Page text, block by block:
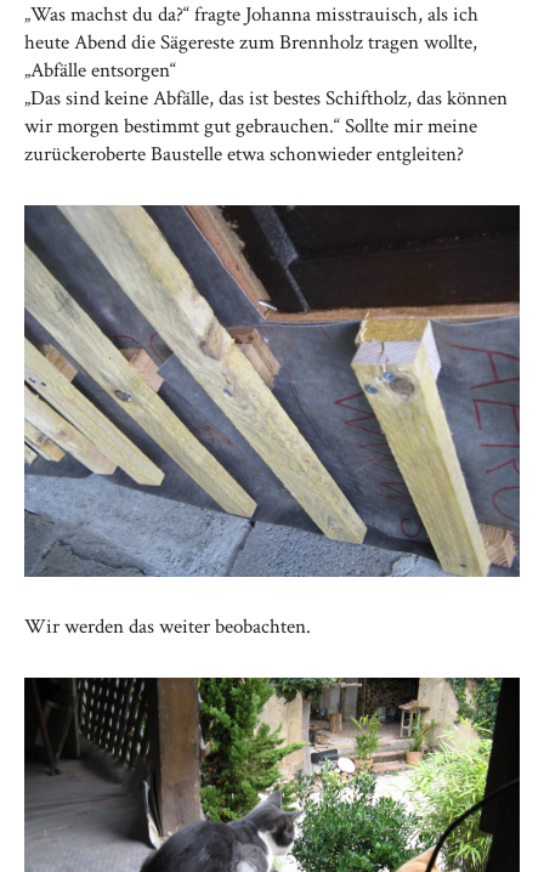
„Was machst du da?“ fragte Johanna misstrauisch, als ich
heute Abend die Sägereste zum Brennholz tragen wollte,
„Abfälle entsorgen“
„Das sind keine Abfälle, das ist bestes Schiftholz, das können
wir morgen bestimmt gut gebrauchen.“ Sollte mir meine
zurückeroberte Baustelle etwa schonwieder entgleiten?
Wir werden das weiter beobachten.